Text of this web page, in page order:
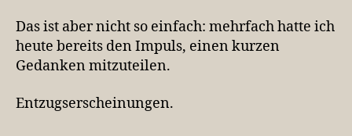
Das ist aber nicht so einfach: mehrfach hatte ich
heute bereits den Impuls, einen kurzen
Gedanken mitzuteilen.
Entzugserscheinungen.